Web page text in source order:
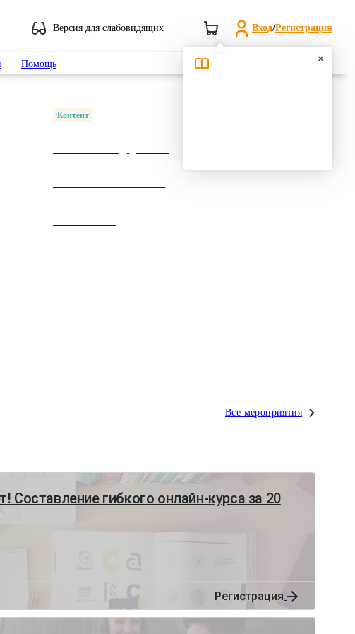
Версия для слабовидящих Вход/Регистрация
Помощь Поиск
Контент
Все мероприятия
Составление гибкого онлайн-курса за 20
Регистрация